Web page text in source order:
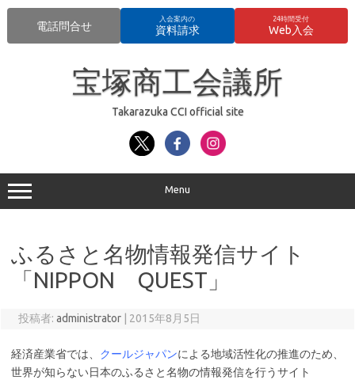
電話問合せ
入会案内の
資料請求
24時間受付
Web入会
宝塚商工会議所
Takarazuka CCI official site
Menu
ふるさと名物情報発信サイト
「NIPPON QUEST」
投稿者: administrator 2015年8月5日
経済産業省では、 クールジャパンによる地域活性化の推進のため、
世界が知らない日本のふるさと名物の情報発信を行うサイト